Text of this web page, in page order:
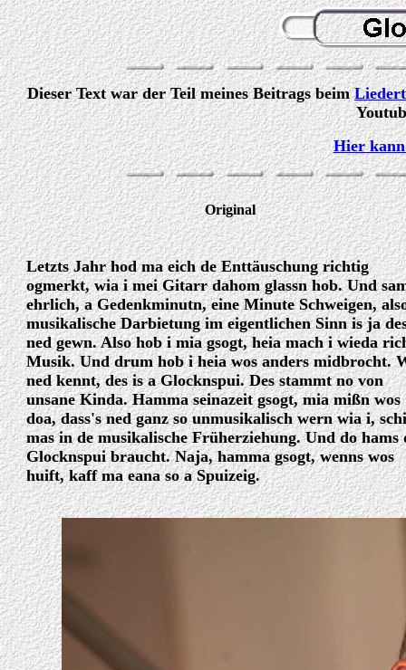
Dieser Text war der Teil meines Beitrags beim
Hier kann
Original
Letzts Jahr hod ma eich de Enttäuschung richtig
ogmerkt, wia i mei Gitarr dahom glassn hob. Und
ehrlich, a Gedenkminutn, eine Minute Schweigen,
musikalische Darbietung im eigentlichen Sinn is ja
ned gewn. Also hob i mia gsogt, heia mach i wieda
Musik. Und drum hob i heia wos anders midbrocht.
ned kennt, des is a Glocknspui. Des stammt no von
unsane Kinda. Hamma seinazeit gsogt, mia mißn wos
doa, dass's ned ganz so unmusikalisch wern wia i,
mas in de musikalische Früherziehung. Und do hams
Glocknspui braucht. Naja, hamma gsogt, wenns wos
huift, kaff ma eana so a Spuizeig.